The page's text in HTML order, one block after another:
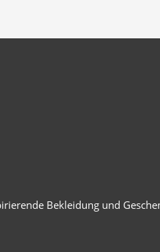
Bekleidung und